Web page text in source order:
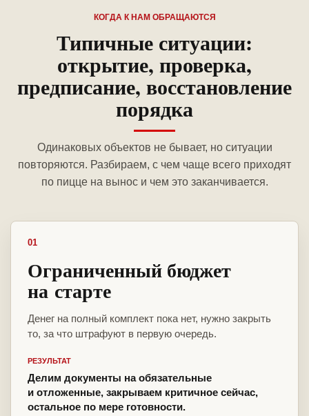
КОГДА К НАМ ОБРАЩАЮТСЯ
Типичные ситуации:
открытие, проверка,
предписание, восстановление
порядка
Одинаковых объектов не бывает, но ситуации
повторяются. Разбираем, с чем чаще всего приходят
по пицце на вынос и чем это заканчивается.
01
Ограниченный бюджет
на старте
Денег на полный комплект пока нет, нужно закрыть
то, за что штрафуют в первую очередь.
РЕЗУЛЬТАТ
Делим документы на обязательные
и отложенные, закрываем критичное сейчас,
остальное по мере готовности.